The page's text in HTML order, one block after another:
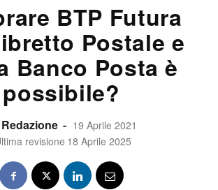
BTP Futura
Postale e
Banco Posta è
possibile?
Redazione - 19 Aprile 2021
revisione 18 Aprile 2025